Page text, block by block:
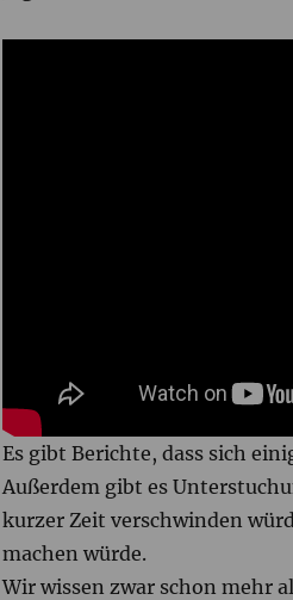
Es gibt Berichte, dass sich
Außerdem gibt es
kurzer Zeit verschwinden
machen würde.
Wir wissen zwar schon mehr